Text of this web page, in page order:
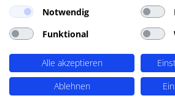
PERIMETRIK®!
Methode entwickelt, die alle
abdeckt: Recherche und Konzeption,
Optimierung, redaktionellen Support
Notwendig
Funktional
Alle akzeptieren
Ablehnen